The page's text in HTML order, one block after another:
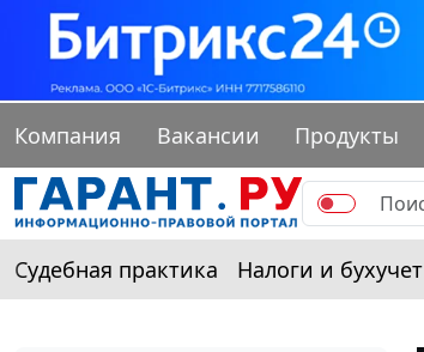
Компания Вакансии Продукты
Судебная практика Налоги и бухучет